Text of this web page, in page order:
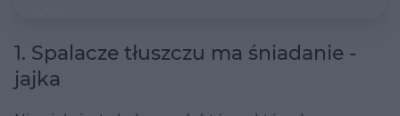
1. Spalacze tłuszczu ma śniadanie -
jajka